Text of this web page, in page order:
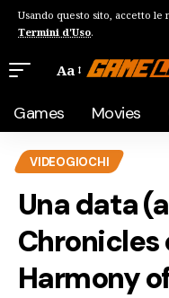
Usando questo sito, accetto le
Termini d'Uso.
Aa
Games Movies
VIDEOGIOCHI
Una data
Chronicles
Harmony